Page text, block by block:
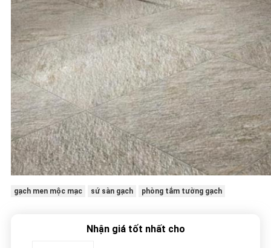
gạch men mộc mạc sứ sàn gạch phòng tắm tường gạch
Nhận giá tốt nhất cho